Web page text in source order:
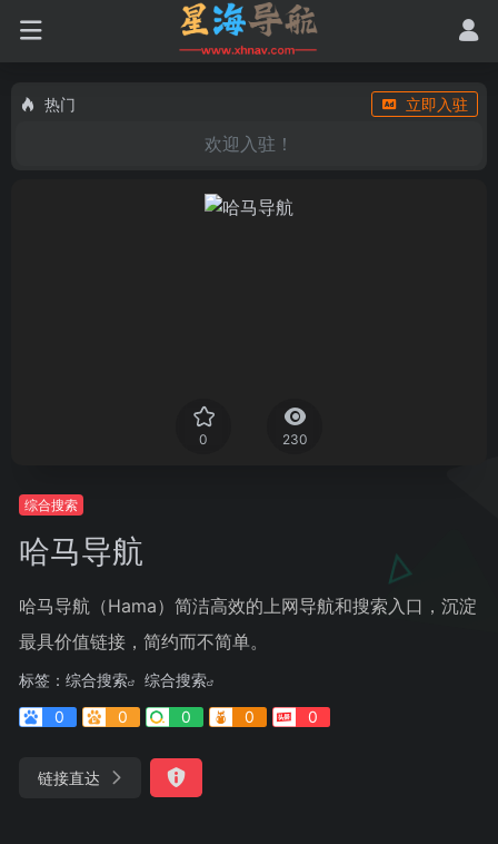
热门 立即入驻
欢迎入驻！
0 230
综合搜索
哈马导航
哈马导航（Hama）简洁高效的上网导航和搜索入口，沉淀
最具价值链接，简约而不简单。
标签： 综合搜索
综合搜索
0
0 0 0 0
链接直达